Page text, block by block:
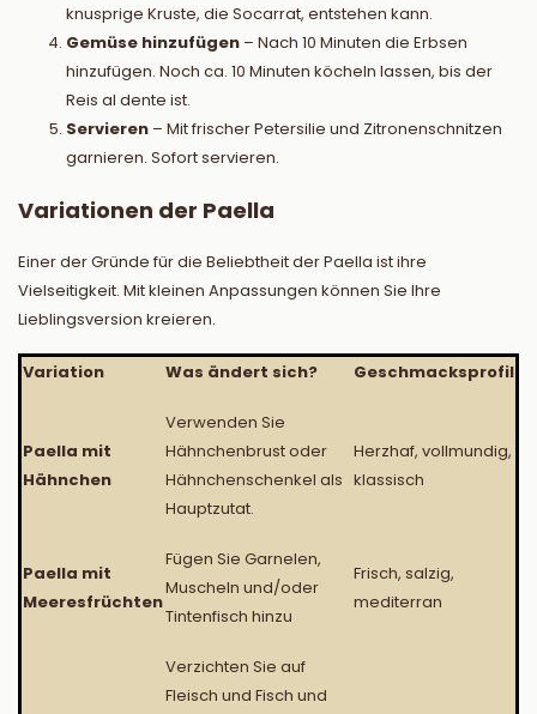
knusprige Kruste, die Socarrat, entstehen kann.
Gemüse hinzufügen – Nach 10 Minuten die Erbsen
hinzufügen. Noch ca. 10 Minuten köcheln lassen, bis der
Reis al dente ist.
Servieren – Mit frischer Petersilie und Zitronenschnitzen
garnieren. Sofort servieren.
Variationen der Paella
Einer der Gründe für die Beliebtheit der Paella ist ihre
Vielseitigkeit. Mit kleinen Anpassungen können Sie Ihre
Lieblingsversion kreieren.
Variation Was ändert sich? Geschmacksprofil
Paella mit
Hähnchen
Verwenden Sie
Hähnchenbrust oder
Hähnchenschenkel als
Hauptzutat.
Herzhaf, vollmundig,
klassisch
Paella mit
Meeresfrüchten
Fügen Sie Garnelen,
Muscheln und/oder
Tintenfisch hinzu
Frisch, salzig,
mediterran
Verzichten Sie auf
Fleisch und Fisch und